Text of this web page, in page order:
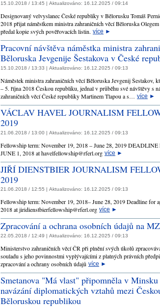
15.10.2018 / 13:45 | Aktualizováno: 16.12.2025 / 09:14
Designovaný velvyslanec České republiky v Bělorusku Tomáš
2018 přijat náměstkem ministra zahraničních věcí Běloruska
předal kopie svých pověřovacích listin. více ►
Pracovní návštěva náměstka ministra
Běloruska Jevgenije Šestakova v České
15.10.2018 / 13:33 | Aktualizováno: 16.12.2025 / 09:13
Náměstek ministra zahraničních věcí Běloruska Jevgenij Šestakov,
– 5. října 2018 Českou republiku, jednal v průběhu své návštěvy s
zahraničních věcí České republiky Martinem Tlapou a s… více ►
VÁCLAV HAVEL JOURNALISM
2019
21.06.2018 / 13:00 | Aktualizováno: 16.12.2025 / 09:13
Fellowship term: November 19, 2018 – June 28, 2019
JUNE 1, 2018 at havelfellowship@rferl.org více ►
JIŘÍ DIENSTBIER JOURNALISM
2019
21.06.2018 / 12:55 | Aktualizováno: 16.12.2025 / 09:13
Fellowship term: November 19, 2018– June 28, 2019 Deadline for
2018 at jiridienstbierfellowship@rferl.org více ►
Zpracování a ochrana osobních údajů na
22.05.2018 / 12:49 | Aktualizováno: 16.12.2025 / 09:13
Ministerstvo zahraničních věcí ČR při plnění svých úkolů
souladu s jeho povinnostmi vyplývajícími z platných právních
zpracování a ochrany osobních údajů více ►
Smetanova "Má vlast" připomněla v
navázání diplomatických vztahů mezi
Běloruskou republikou